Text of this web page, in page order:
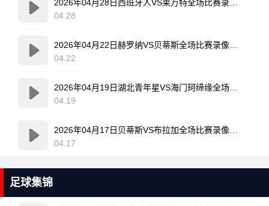
04.28
04.22
04.19
04.17
足球集锦